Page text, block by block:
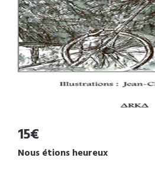
15€
Nous étions heureux